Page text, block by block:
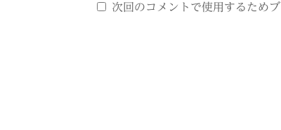
次回のコメントで使用するため